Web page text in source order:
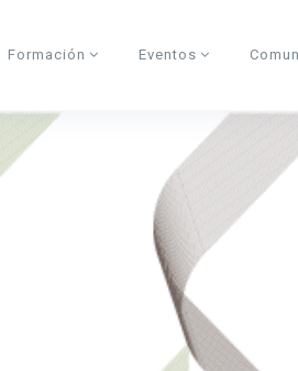
Formación Eventos